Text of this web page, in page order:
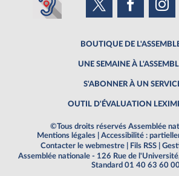
BOUTIQUE DE
UNE SEMAINE À
S'ABONNER À UN
OUTIL D'ÉVALUATION
©Tous droits réservés Assemblée
Mentions légales
Accessibilité :
Contacter le webmestre
Fils RSS
Assemblée nationale - 126 Rue de
Standard 01 40 63 60